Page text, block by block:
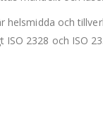
helsmidda och
ISO 2328 och ISO